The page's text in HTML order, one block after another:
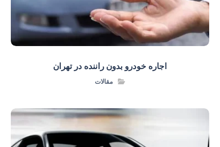
اجاره خودرو بدون راننده در تهران
مقالات